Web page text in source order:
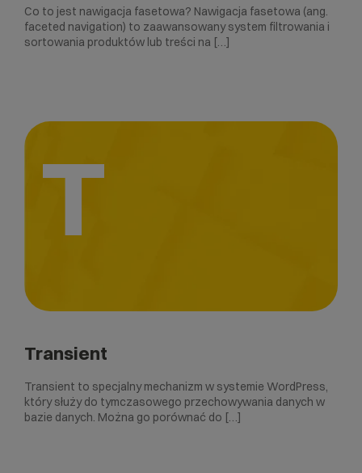
Co to jest nawigacja fasetowa? Nawigacja fasetowa (ang.
faceted navigation) to zaawansowany system filtrowania i
sortowania produktów lub treści na […]
T
Transient
Transient to specjalny mechanizm w systemie WordPress,
który służy do tymczasowego przechowywania danych w
bazie danych. Można go porównać do […]